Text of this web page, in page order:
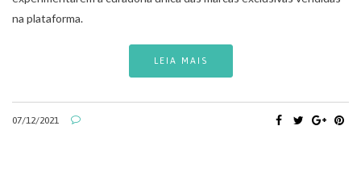
na plataforma.
LEIA MAIS
07/12/2021